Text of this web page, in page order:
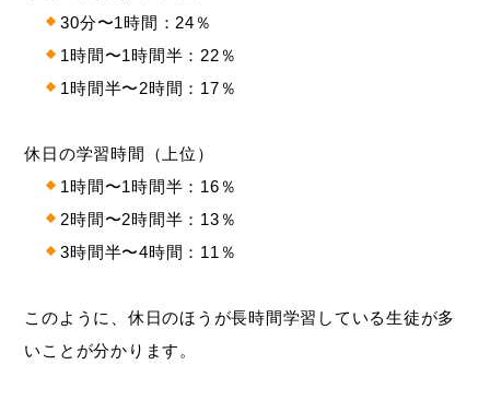
30分〜1時間：24％
1時間〜1時間半：22％
1時間半〜2時間：17％
休日の学習時間（上位）
1時間〜1時間半：16％
2時間〜2時間半：13％
3時間半〜4時間：11％
このように、休日のほうが長時間学習している生徒が多
いことが分かります。